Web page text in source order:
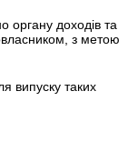
органу доходів та
з метою
випуску таких